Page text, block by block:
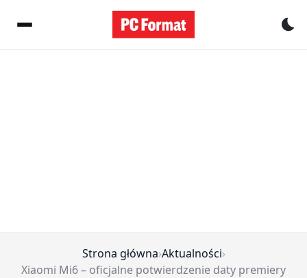
Strona główna›Aktualności›
Xiaomi Mi6 – oficjalne potwierdzenie daty premiery